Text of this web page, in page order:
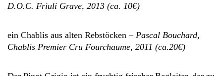
D.O.C. Friuli Grave, 2013 (ca. 10€)
ein Chablis aus alten Rebstöcken – Pascal Bouchard,
Chablis Premier Cru Fourchaume, 2011 (ca.20€)